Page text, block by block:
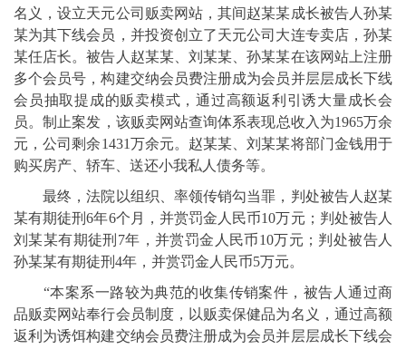
名义，设立天元公司贩卖网站，其间赵某某成长被告人孙某
某为其下线会员，并投资创立了天元公司大连专卖店，孙某
某任店长。被告人赵某某、刘某某、孙某某在该网站上注册
多个会员号，构建交纳会员费注册成为会员并层层成长下线
会员抽取提成的贩卖模式，通过高额返利引诱大量成长会
员。制止案发，该贩卖网站查询体系表现总收入为1965万余
元，公司剩余1431万余元。赵某某、刘某某将部门金钱用于
购买房产、轿车、送还小我私人债务等。
最终，法院以组织、率领传销勾当罪，判处被告人赵某
某有期徒刑6年6个月，并赏罚金人民币10万元；判处被告人
刘某某有期徒刑7年，并赏罚金人民币10万元；判处被告人
孙某某有期徒刑4年，并赏罚金人民币5万元。
“本案系一路较为典范的收集传销案件，被告人通过商
品贩卖网站奉行会员制度，以贩卖保健品为名义，通过高额
返利为诱饵构建交纳会员费注册成为会员并层层成长下线会